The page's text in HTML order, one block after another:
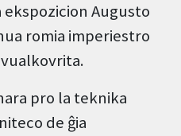
ekspozicion Augusto
romia imperiestro
pro la teknika
de ĝia